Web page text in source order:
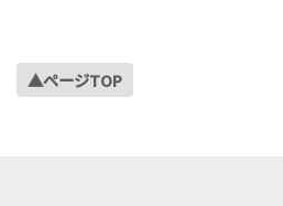
▲ページTOP